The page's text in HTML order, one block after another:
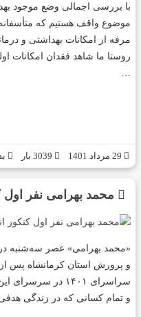
با بررسی اجمالی وضع موجود
موضوع واقف هستیم که
روستا ما شاهد فقدان امکانات
محمد بهرامی نفر اول کنکور
«محمد بهرامی» عصر سه‌شنبه
و پرورش استان کرمانشاه پس از
سراسرای ۱۴۰۱ در
و تمام کسانی که در زندگی